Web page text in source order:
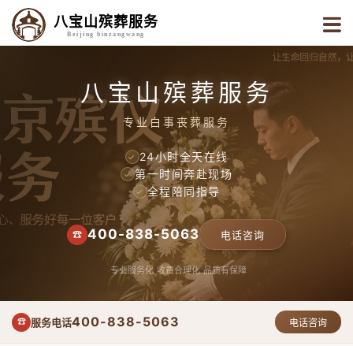
八宝山殡葬服务
Beijing binzangwang
八宝山殡葬服务
专业白事丧葬服务
✓ 24小时全天在线
✓ 第一时间奔赴现场
✓ 全程陪同指导
☎ 400-838-5063 电话咨询
专业服务化 收费合理化 品质有保障
☎ 服务电话400-838-5063 电话咨询